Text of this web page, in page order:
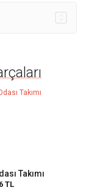
Takımı
TL